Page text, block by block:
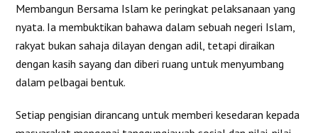
Membangun Bersama Islam ke peringkat pelaksanaan yang
nyata. Ia membuktikan bahawa dalam sebuah negeri Islam,
rakyat bukan sahaja dilayan dengan adil, tetapi diraikan
dengan kasih sayang dan diberi ruang untuk menyumbang
dalam pelbagai bentuk.
Setiap pengisian dirancang untuk memberi kesedaran kepada